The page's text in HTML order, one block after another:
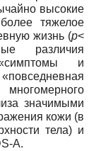
высокие
тяжелое
жизнь (p<
различия
и
значимыми
кожи (в
тела) и
A.